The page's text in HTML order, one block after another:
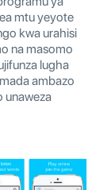
mtu yeyote
kwa urahisi
na masomo
lugha
ambazo
unaweza